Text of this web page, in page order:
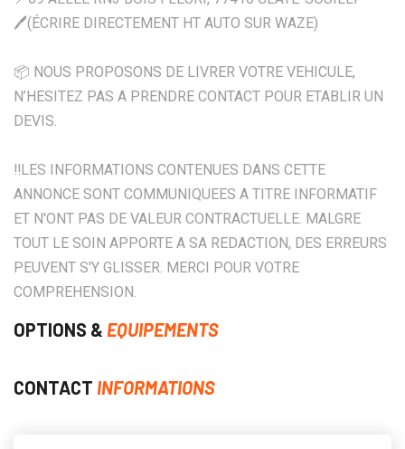
🖊️(ÉCRIRE DIRECTEMENT HT AUTO SUR WAZE)
📦 NOUS PROPOSONS DE LIVRER VOTRE VEHICULE,
N’HESITEZ PAS A PRENDRE CONTACT POUR ETABLIR UN
DEVIS.
‼️LES INFORMATIONS CONTENUES DANS CETTE
ANNONCE SONT COMMUNIQUEES A TITRE INFORMATIF
ET N'ONT PAS DE VALEUR CONTRACTUELLE. MALGRE
TOUT LE SOIN APPORTE A SA REDACTION, DES ERREURS
PEUVENT S'Y GLISSER. MERCI POUR VOTRE
COMPREHENSION.
OPTIONS & EQUIPEMENTS
CONTACT INFORMATIONS